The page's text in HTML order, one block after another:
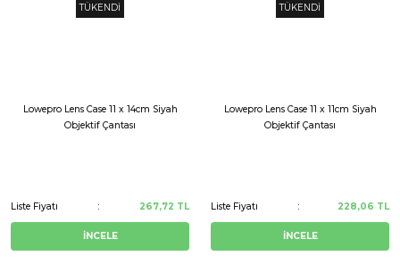
TÜKENDİ
Lowepro Lens Case 11 x 14cm Siyah
Objektif Çantası
Liste Fiyatı 267,72 TL
İNCELE
TÜKENDİ
Lowepro Lens Case 11 x 11cm Siyah
Objektif Çantası
Liste Fiyatı 228,06 TL
İNCELE